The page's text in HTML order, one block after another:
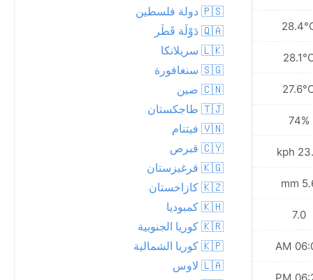
74%
23.4
5.6
7.0
28.3°C
28.1°C
27.7°C
76%
24.1 kph
3.0 mm
6.0
06:06 AM
🇵🇸 دولة فلسطين
🇶🇦 دَوْلَة قَطَر
🇱🇰 سريلانكا
🇸🇬 سنغافورة
🇨🇳 صين
🇹🇯 طاجكستان
🇻🇳 فيتنام
🇨🇾 قبرص
🇰🇬 قرغيزستان
🇰🇿 كازاخستان
🇰🇭 كمبوديا
🇰🇷 كوريا الجنوبية
🇰🇵 كوريا الشمالية
🇱🇦 لاوس